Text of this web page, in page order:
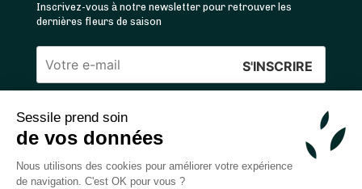
Sessile prend soin
de vos données
Nous utilisons des cookies pour améliorer votre expérience
de navigation. C'est OK pour vous ?
Inscrivez-vous à notre newsletter pour retrouver les
dernières fleurs de saison
Veuillez
ce
champ
4.4 /5 ⭐ | 120 000+ bouquets livrés |
Achats 100% sécurisés